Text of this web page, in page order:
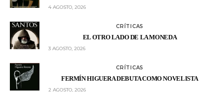
4 AGOSTO, 2026
CRÍTICAS
EL OTRO LADO DE LA MONEDA
3 AGOSTO, 2026
CRÍTICAS
FERMÍN HIGUERA DEBUTA COMO NOVELISTA
2 AGOSTO, 2026